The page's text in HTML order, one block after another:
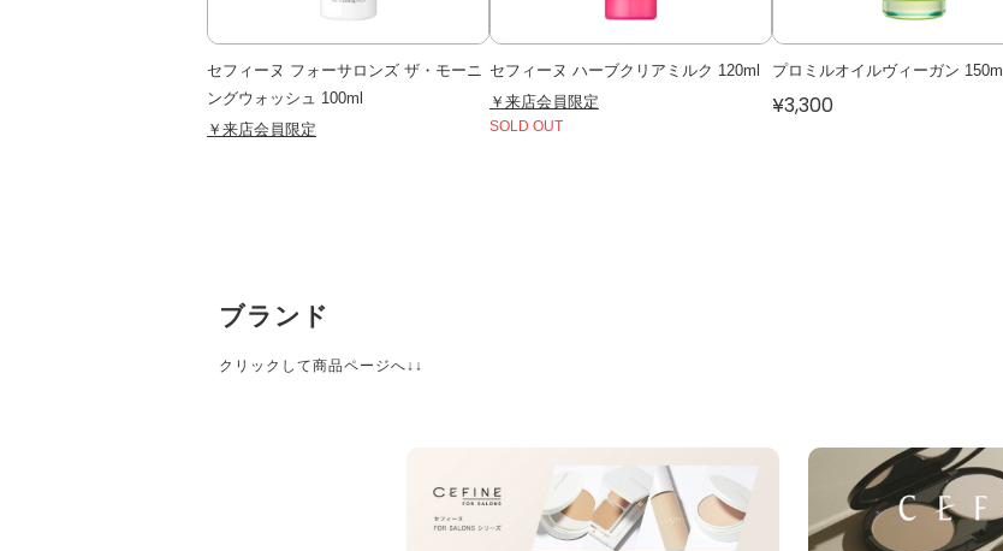
セフィーヌ フォーサロンズ ザ・モーニ
ングウォッシュ 100ml
￥来店会員限定
セフィーヌ ハーブクリアミルク 120ml
￥来店会員限定
SOLD OUT
プロミルオイルヴィーガン 150ml
¥3,300
ブランド
クリックして商品ページへ↓↓